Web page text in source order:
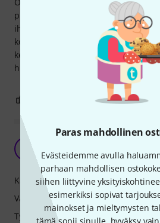
Paras mahdollinen
Evästeidemme avulla
parhaan mahdollisen
siihen liittyvine
esimerkiksi sopivat
mainokset ja mieltymysten
tämä sopii sinulle, hyväksy
pitkin asuntoa) on tämä Millenium
ihan hyvin. Ei ehkä maailman
kotiäänittäjällä varmasti mainiosti.
keikoille en varmaan ottaisi mukaan,
hirveän vakaa kovemmassa käytössä.
RAPORTOI
Tuntematon
Käsittely
Vakaus
Työnjälki